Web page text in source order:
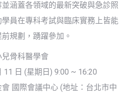
涵蓋各領域的最新突破與急診照
員在專科考試與臨床實務上皆能
規劃，踴躍參加。
骨科醫學會
11 日 (星期日) 9:00 ~ 16:20
國際會議中心 (地址：台北市中